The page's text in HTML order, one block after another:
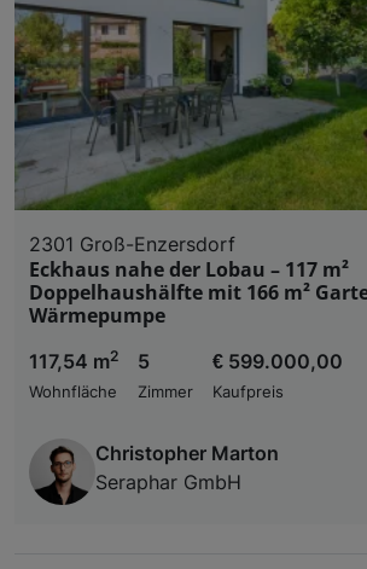
2301 Groß-Enzersdorf
Eckhaus nahe der Lobau – 117 m²
Doppelhaushälfte mit 166 m²
Wärmepumpe
117,54 m2
Wohnfläche
5
Zimmer
€ 599.000,00
Kaufpreis
Christopher Marton
Seraphar GmbH